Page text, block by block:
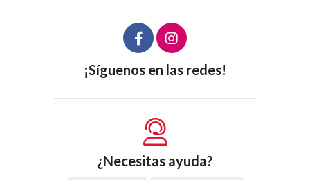
¡Síguenos en las redes!
¿Necesitas ayuda?